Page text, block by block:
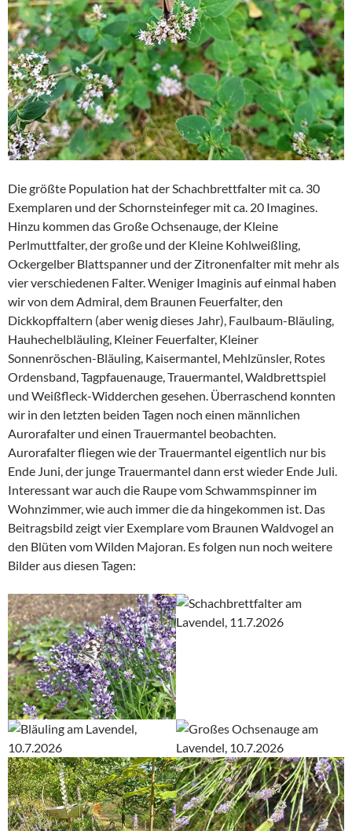
Die größte Population hat der Schachbrettfalter mit ca. 30
Exemplaren und der Schornsteinfeger mit ca. 20 Imagines.
Hinzu kommen das Große Ochsenauge, der Kleine
Perlmuttfalter, der große und der Kleine Kohlweißling,
Ockergelber Blattspanner und der Zitronenfalter mit mehr als
vier verschiedenen Falter. Weniger Imaginis auf einmal haben
wir von dem Admiral, dem Braunen Feuerfalter, den
Dickkopffaltern (aber wenig dieses Jahr), Faulbaum-Bläuling,
Hauhechelbläuling, Kleiner Feuerfalter, Kleiner
Sonnenröschen-Bläuling, Kaisermantel, Mehlzünsler, Rotes
Ordensband, Tagpfauenauge, Trauermantel, Waldbrettspiel
und Weißfleck-Widderchen gesehen. Überraschend konnten
wir in den letzten beiden Tagen noch einen männlichen
Aurorafalter und einen Trauermantel beobachten.
Aurorafalter fliegen wie der Trauermantel eigentlich nur bis
Ende Juni, der junge Trauermantel dann erst wieder Ende Juli.
Interessant war auch die Raupe vom Schwammspinner im
Wohnzimmer, wie auch immer die da hingekommen ist. Das
Beitragsbild zeigt vier Exemplare vom Braunen Waldvogel an
den Blüten vom Wilden Majoran. Es folgen nun noch weitere
Bilder aus diesen Tagen: